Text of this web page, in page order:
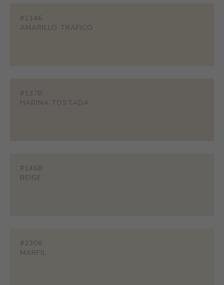
#1146
AMARILLO TRÁFICO
#137B
HARINA TOSTADA
#146B
BEIGE
#2306
MARFIL